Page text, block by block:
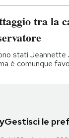
tra la
stati Jeannette
è comunque
Gestisci le